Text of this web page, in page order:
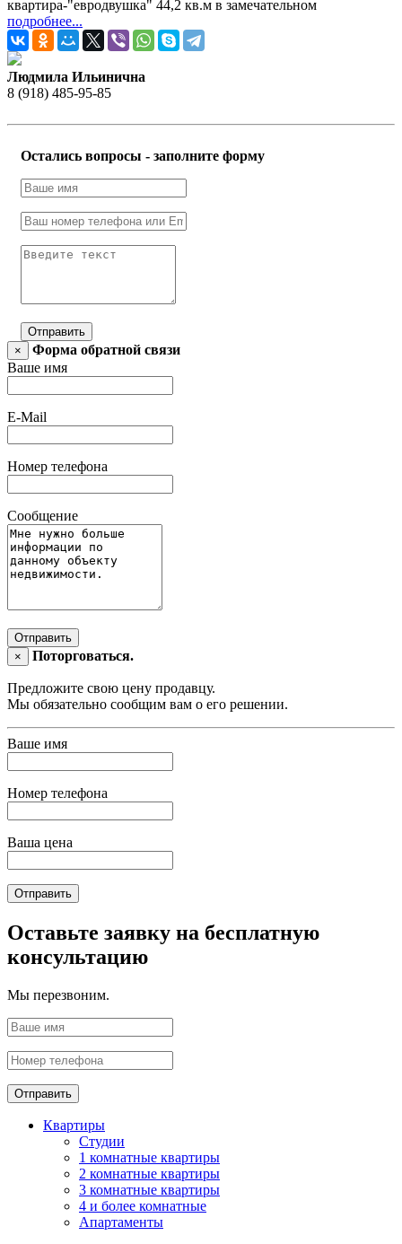
квартира-"евродвушка" 44,2 кв.м в замечательном
подробнее...
Людмила Ильинична
8 (918) 485-95-85
Остались вопросы - заполните форму
Отправить
×
Форма обратной связи
Ваше имя
E-Mail
Номер телефона
Сообщение
Отправить
×
Поторговаться.
Предложите свою цену продавцу.
Мы обязательно сообщим вам о его решении.
Ваше имя
Номер телефона
Ваша цена
Отправить
Оставьте заявку на бесплатную
консультацию
Мы перезвоним.
Отправить
Квартиры
Студии
1 комнатные квартиры
2 комнатные квартиры
3 комнатные квартиры
4 и более комнатные
Апартаменты